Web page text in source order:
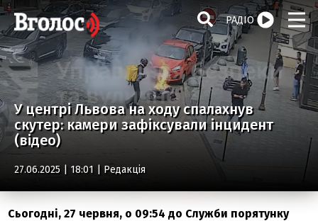
РАДІО
У центрі Львова на ходу спалахнув
скутер: камери зафіксували інцидент
(відео)
27.06.2025 | 18:01 | Редакція
Сьогодні, 27 червня, о 09:54 до Служби порятунку